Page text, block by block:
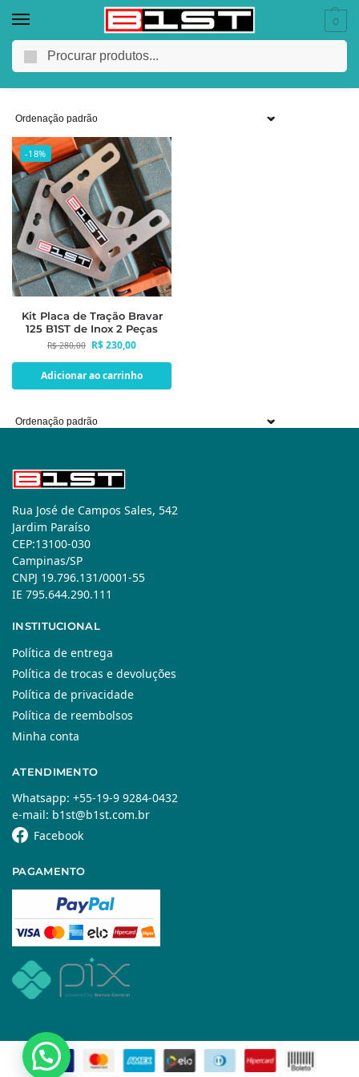
0
30.91
-18%
Kit Placa de Tração Bravar
125 B1ST de Inox 2 Peças
R$280,00 R$230,00
Adicionar ao carrinho
Rua José de Campos Sales, 542
Jardim Paraíso
CEP:13100-030
Campinas/SP
CNPJ 19.796.131/0001-55
IE 795.644.290.111
INSTITUCIONAL
Política de entrega
Política de trocas e devoluções
Política de privacidade
Política de reembolsos
Minha conta
ATENDIMENTO
Whatsapp: +55-19-9 9284-0432
e-mail: b1st@b1st.com.br
Facebook
PAGAMENTO